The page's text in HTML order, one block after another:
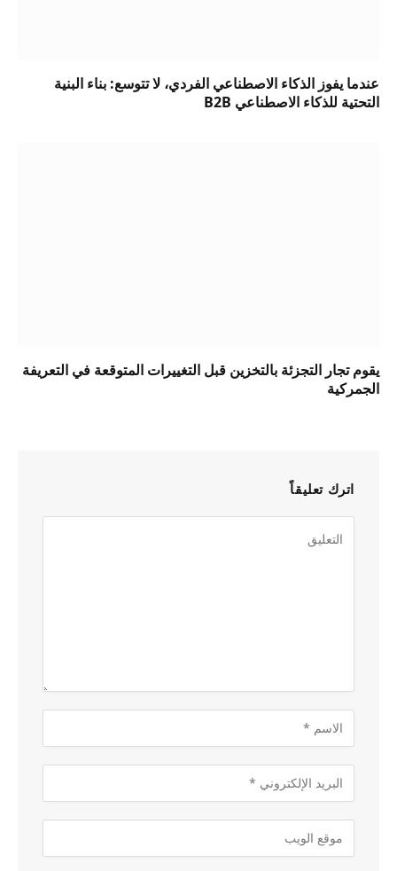
عندما يفوز الذكاء الاصطناعي الفردي، لا تتوسع: بناء البنية
التحتية للذكاء الاصطناعي B2B
يقوم تجار التجزئة بالتخزين قبل التغييرات المتوقعة في التعريفة
الجمركية
اترك تعليقاً